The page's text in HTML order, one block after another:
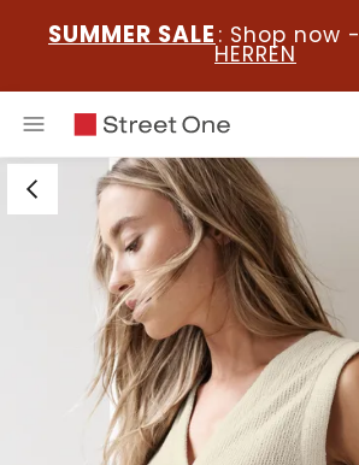
SUMMER SALE : Shop now -
HERREN